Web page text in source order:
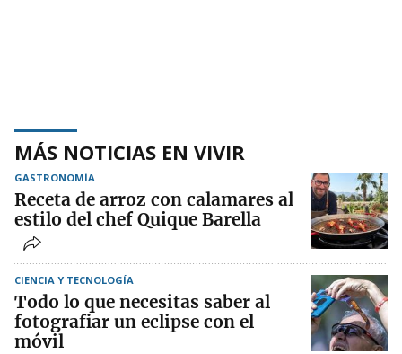
MÁS NOTICIAS EN VIVIR
GASTRONOMÍA
Receta de arroz con calamares al
estilo del chef Quique Barella
CIENCIA Y TECNOLOGÍA
Todo lo que necesitas saber al
fotografiar un eclipse con el
móvil